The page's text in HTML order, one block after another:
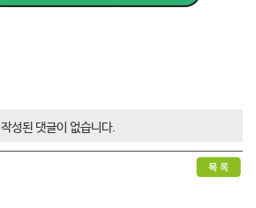
작성된 댓글이 없습니다.